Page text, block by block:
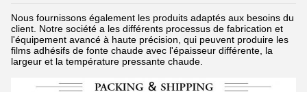
Nous fournissons également les produits adaptés aux besoins du
client. Notre société a les différents processus de fabrication et
l'équipement avancé à haute précision, qui peuvent produire les
films adhésifs de fonte chaude avec l'épaisseur différente, la
largeur et la température pressante chaude.